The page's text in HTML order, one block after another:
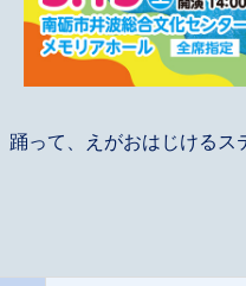
踊って、えがおはじけるス